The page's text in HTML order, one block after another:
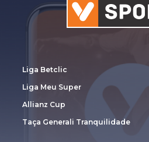
Liga Betclic
Liga Meu Super
Allianz Cup
Taça Generali Tranquilidade